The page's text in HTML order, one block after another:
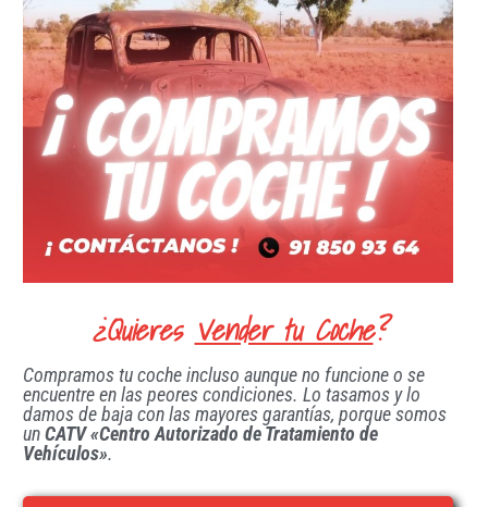
¿Quieres Vender tu Coche?
Compramos tu coche incluso aunque no funcione o se
encuentre en las peores condiciones. Lo tasamos y lo
damos de baja con las mayores garantías, porque somos
unCATV «Centro Autorizado de Tratamiento de
Vehículos».